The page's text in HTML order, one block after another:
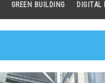
GREEN BUILDING DIGITAL